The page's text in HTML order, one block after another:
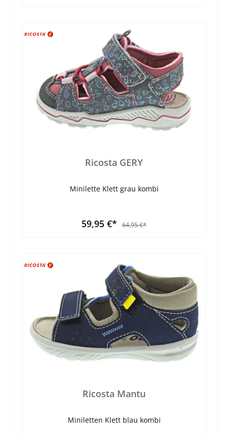
Ricosta GERY
Minilette Klett grau kombi
59,95 €* 64,95 €*
Ricosta Mantu
Miniletten Klett blau kombi